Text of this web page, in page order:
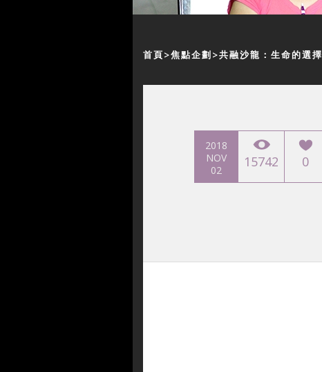
首頁 焦點企劃 共融沙龍：生命的選擇
2018
NOV
02
15742 0